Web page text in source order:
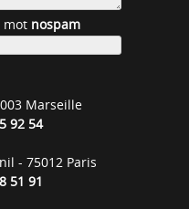
mot nospam
Marseille
92 54
- 75012 Paris
51 91